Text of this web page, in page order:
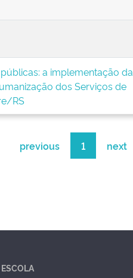
a implementação da
dos Serviços de
RS
previous 1 next